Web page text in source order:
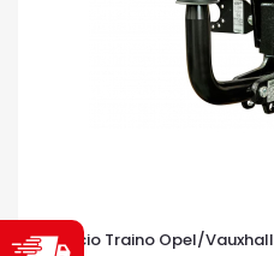
Gancio Traino Opel/Vauxhall